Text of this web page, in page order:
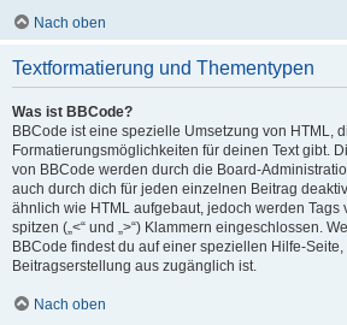
Nach oben
Textformatierung und Thementypen
Was ist BBCode?
BBCode ist eine spezielle Umsetzung von HTML,
Formatierungsmöglichkeiten für deinen Text gibt.
von BBCode werden durch die Board-
auch durch dich für jeden einzelnen Beitrag
ähnlich wie HTML aufgebaut, jedoch werden Tags
spitzen („<“ und „>“) Klammern eingeschlossen.
BBCode findest du auf einer speziellen Hilfe-
Beitragserstellung aus zugänglich ist.
Nach oben